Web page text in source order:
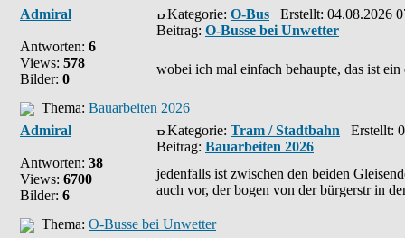
Admiral
Antworten: 6
Views: 578
Bilder: 0
Kategorie: O-Bus Erstellt: 04.08.2026
Beitrag: O-Busse bei Unwetter
wobei ich mal einfach behaupte, das ist
Thema: Bauarbeiten 2026
Admiral
Antworten: 38
Views: 6700
Bilder: 6
Kategorie: Tram / Stadtbahn Erstellt:
Beitrag: Bauarbeiten 2026
jedenfalls ist zwischen den beiden
auch vor, der bogen von der bürgerstr in
Thema: O-Busse bei Unwetter